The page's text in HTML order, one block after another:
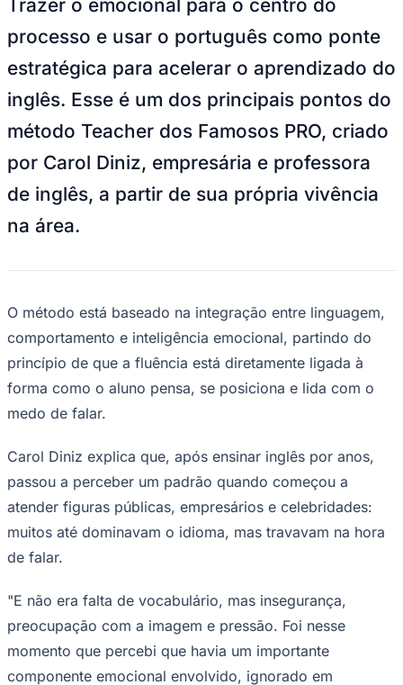
Goiás
Trazer o emocional para o centro do
processo e usar o português como ponte
estratégica para acelerar o aprendizado do
inglês. Esse é um dos principais pontos do
método Teacher dos Famosos PRO, criado
por Carol Diniz, empresária e professora
de inglês, a partir de sua própria vivência
na área.
O método está baseado na integração entre linguagem,
comportamento e inteligência emocional, partindo do
princípio de que a fluência está diretamente ligada à
forma como o aluno pensa, se posiciona e lida com o
medo de falar.
Carol Diniz explica que, após ensinar inglês por anos,
passou a perceber um padrão quando começou a
atender figuras públicas, empresários e celebridades:
muitos até dominavam o idioma, mas travavam na hora
de falar.
"E não era falta de vocabulário, mas insegurança,
preocupação com a imagem e pressão. Foi nesse
momento que percebi que havia um importante
componente emocional envolvido, ignorado em